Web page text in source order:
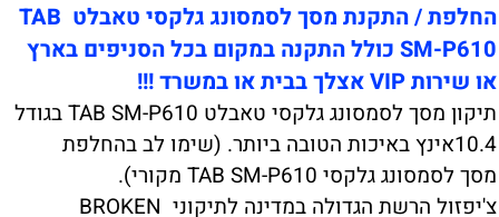
החלפת / התקנת מסך לסמסונג גלקסי טאבלט TAB
SM-P610 כולל התקנה במקום בכל הסניפים בארץ
או שירות VIP אצלך בבית או במשרד !!!
תיקון מסך לסמסונג גלקסי טאבלט TAB SM-P610 בגודל
10.4אינץ באיכות הטובה ביותר. (שימו לב בהחלפת
מסך לסמסונג גלקסי TAB SM-P610 מקורי).
צ'יפזול הרשת הגדולה במדינה לתיקוני BROKEN